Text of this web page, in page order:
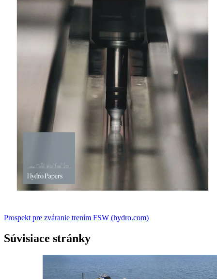
Prospekt pre zváranie trením FSW (hydro.com)
Súvisiace stránky